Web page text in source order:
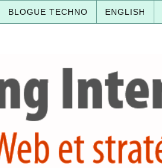
BLOGUE TECHNO ENGLISH